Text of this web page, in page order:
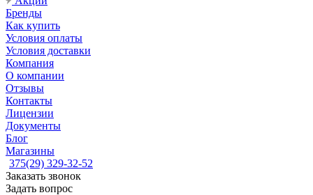
Бренды
Как купить
Условия оплаты
Условия доставки
Компания
О компании
Отзывы
Контакты
Лицензии
Документы
Блог
Магазины
375(29) 329-32-52
Заказать звонок
Задать вопрос